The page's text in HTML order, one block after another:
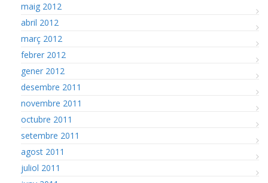
maig 2012
abril 2012
març 2012
febrer 2012
gener 2012
desembre 2011
novembre 2011
octubre 2011
setembre 2011
agost 2011
juliol 2011